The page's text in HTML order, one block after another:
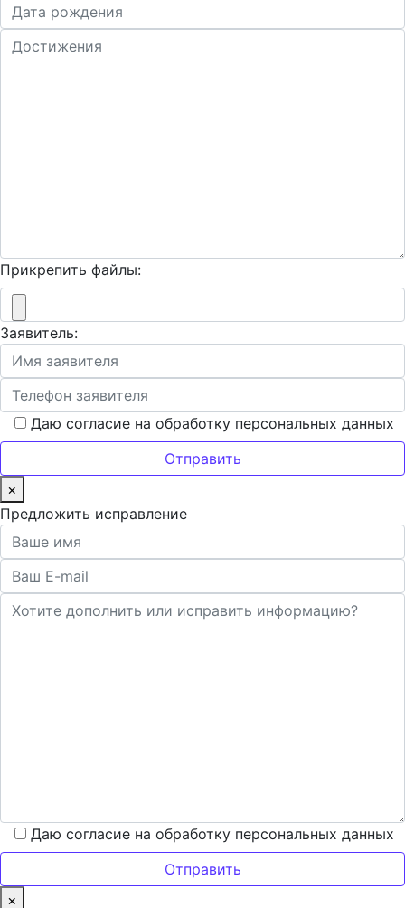
Прикрепить файлы:
Заявитель:
Даю согласие на обработку персональных данных
×
Предложить исправление
Даю согласие на обработку персональных данных
×